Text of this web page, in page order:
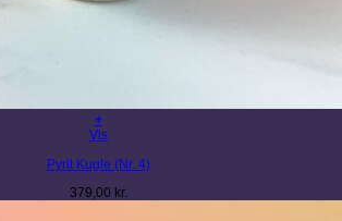
+
Vis
Pyrit Kugle (Nr. 4)
379,00 kr.